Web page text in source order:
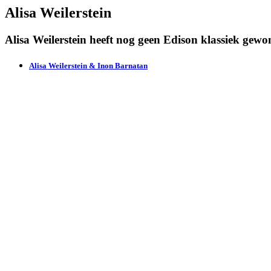
Alisa Weilerstein
Alisa Weilerstein heeft nog geen Edison klassiek
Alisa Weilerstein & Inon Barnatan